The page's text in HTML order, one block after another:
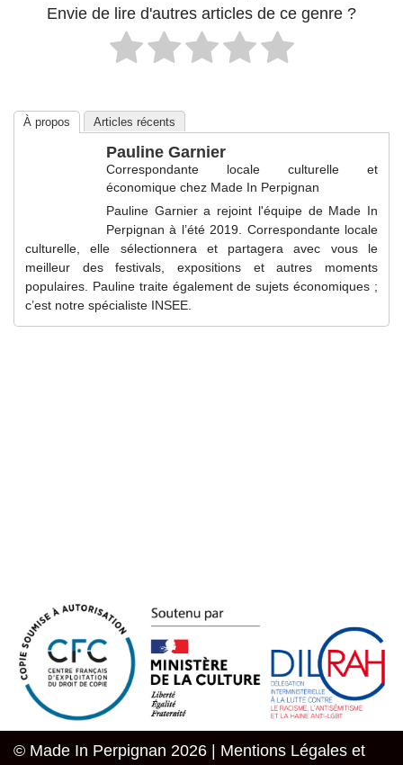
Envie de lire d'autres articles de ce genre ?
À propos Articles récents
Pauline Garnier
Correspondante locale culturelle et
économique chez Made In Perpignan
Pauline Garnier a rejoint l'équipe de Made In
Perpignan à l’été 2019. Correspondante locale
culturelle, elle sélectionnera et partagera avec vous le
meilleur des festivals, expositions et autres moments
populaires. Pauline traite également de sujets économiques ;
c’est notre spécialiste INSEE.
© Made In Perpignan 2026 | Mentions Légales et